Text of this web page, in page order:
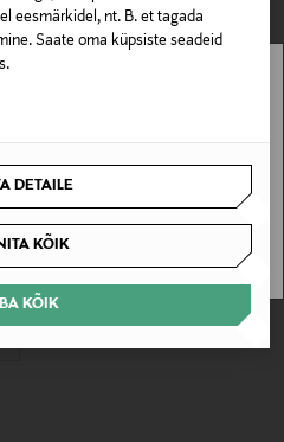
eesmärkidel, nt. B. et tagada
Saate oma küpsiste seadeid
DETAILE
KÕIK
KÕIK
saadaval.
ARU